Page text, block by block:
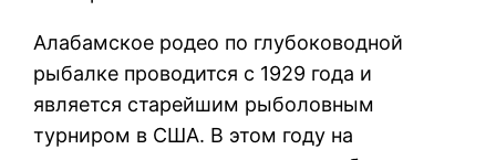
Алабамское родео по глубоководной
рыбалке проводится с 1929 года и
является старейшим рыболовным
турниром в США. В этом году на